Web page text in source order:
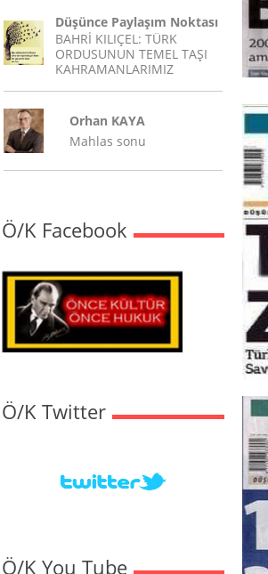
Düşünce Paylaşım Noktası
BAHRİ KILIÇEL: TÜRK
ORDUSUNUN TEMEL TAŞI
KAHRAMANLARIMIZ
Orhan KAYA
Mahlas sonu
Ö/K Facebook
Ö/K Twitter
Ö/K You Tube